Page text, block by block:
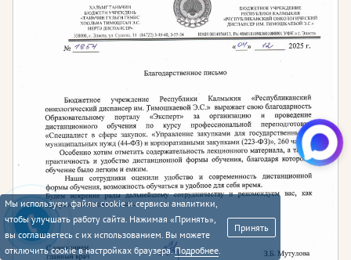
Мы используем файлы cookie и сервисы аналитики,
чтобы улучшать работу сайта. Нажимая «Принять»,
вы соглашаетесь с их использованием. Вы можете
отключить cookie в настройках браузера.Подробнее.
Принять